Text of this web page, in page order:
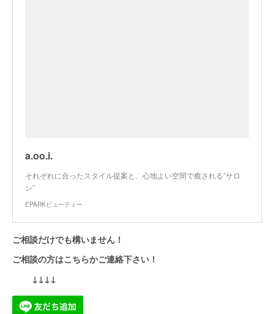
a.oo.i.
それぞれに合ったスタイル提案と、心地よい空間で癒される”サロ
ン”
EPARKビューティー
ご相談だけでも構いません！
ご相談の方はこちらかご連絡下さい！
↓↓↓↓